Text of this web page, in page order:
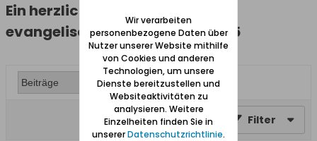
Ein herzlicher Wunsch des
evangelischen Pfarrers von 1725
Filter
Wir verarbeiten
personenbezogene Daten über
Nutzer unserer Website mithilfe
von Cookies und anderen
Technologien, um unsere
Dienste bereitzustellen und
Websiteaktivitäten zu
analysieren. Weitere
Einzelheiten finden Sie in
unsererDatenschutzrichtlinie.